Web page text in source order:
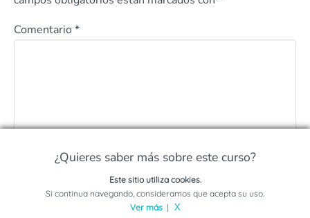
Comentario *
Nombre*
¿Quieres saber más sobre este curso?
Solicita información sobre este programa
Este sitio utiliza cookies.
Si continua navegando, consideramos que acepta su uso.
Ver más| X